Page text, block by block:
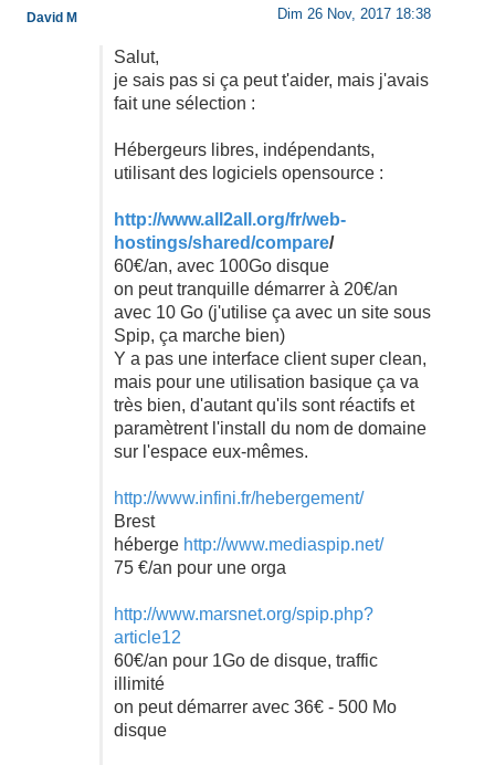
Dim 26 Nov, 2017 18:38
Salut,
je sais pas si ça peut t'aider, mais j'avais
fait une sélection :
Hébergeurs libres, indépendants,
utilisant des logiciels opensource :
http://www.all2all.org/fr/web-
hostings/shared/compare/
60€/an, avec 100Go disque
on peut tranquille démarrer à 20€/an
avec 10 Go (j'utilise ça avec un site sous
Spip, ça marche bien)
Y a pas une interface client super clean,
mais pour une utilisation basique ça va
très bien, d'autant qu'ils sont réactifs et
paramètrent l'install du nom de domaine
sur l'espace eux-mêmes.
http://www.infini.fr/hebergement/
Brest
héberge http://www.mediaspip.net/
75 €/an pour une orga
http://www.marsnet.org/spip.php?
article12
60€/an pour 1Go de disque, traffic
illimité
on peut démarrer avec 36€ - 500 Mo
disque
David M